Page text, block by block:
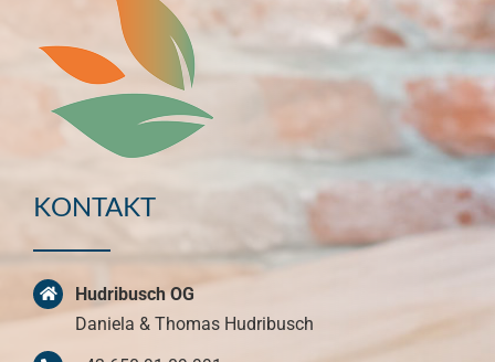
KONTAKT
Hudribusch OG
Daniela & Thomas Hudribusch